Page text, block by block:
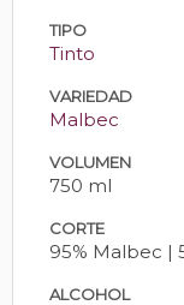
TIPO
Tinto
VARIEDAD
Malbec
VOLUMEN
750 ml
CORTE
95% Malbec |
ALCOHOL